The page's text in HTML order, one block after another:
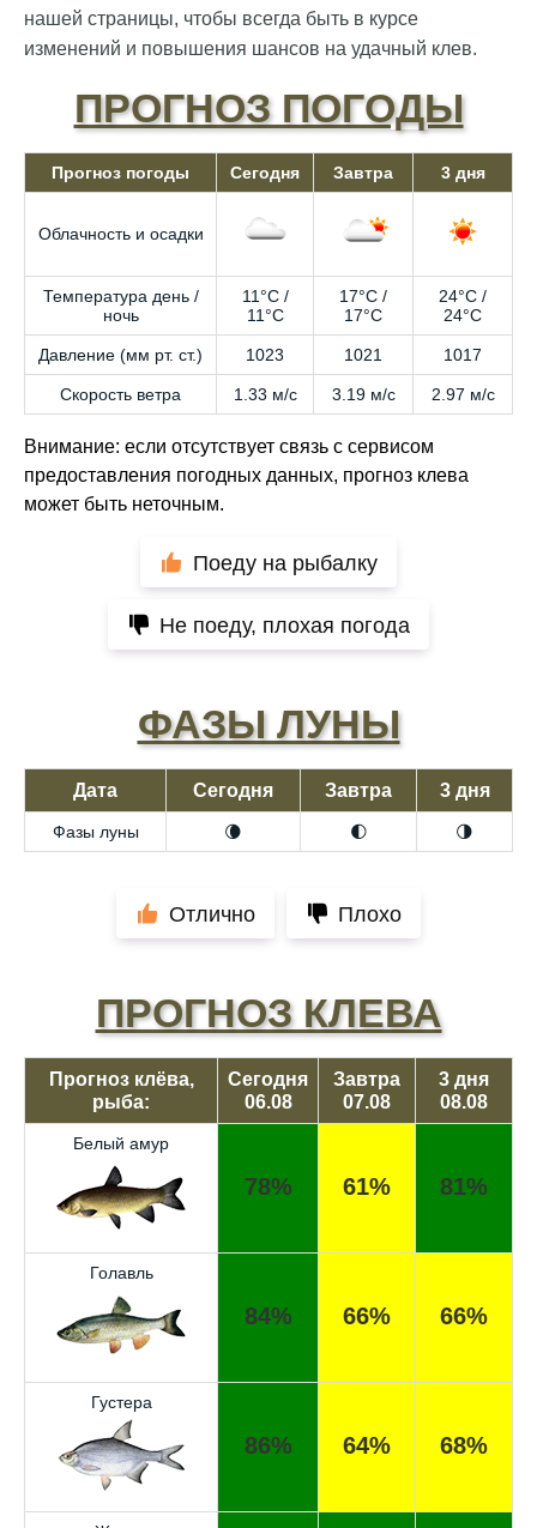
нашей страницы, чтобы всегда быть в курсе
изменений и повышения шансов на удачный клев.
ПРОГНОЗ ПОГОДЫ
Прогноз погоды Сегодня Завтра 3 дня
Облачность и осадки
Температура день /
ночь
11°C /
11°C
17°C /
17°C
24°C /
24°C
Давление (мм рт. ст.) 1023 1021 1017
Скорость ветра 1.33 м/с 3.19 м/с 2.97 м/с
Внимание: если отсутствует связь с сервисом
предоставления погодных данных, прогноз клева
может быть неточным.
Поеду на рыбалку
Не поеду, плохая погода
ФАЗЫ ЛУНЫ
Дата Сегодня Завтра 3 дня
Фазы луны 🌘 🌓 🌗
Отлично Плохо
ПРОГНОЗ КЛЕВА
Прогноз клёва,
рыба:
Сегодня
06.08
Завтра
07.08
3 дня
08.08
Белый амур
78% 61% 81%
Голавль
84% 66% 66%
Густера
86% 64% 68%